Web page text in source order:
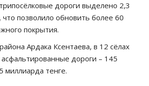
дороги выделено 2,3
что позволило обновить более 60
покрытия.
Ардака Ксентаева, в 12 сёлах
дороги – 145
миллиарда тенге.